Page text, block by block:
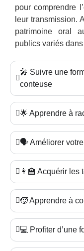
pour comprendre
leur transmission.
patrimoine oral
publics variés
🎤 Suivre une
conteuse
🌟 Apprendre à
🗣️ Améliorer
👩‍🏫 Acquérir les
🧒 Apprendre à
💻 Profiter d’une